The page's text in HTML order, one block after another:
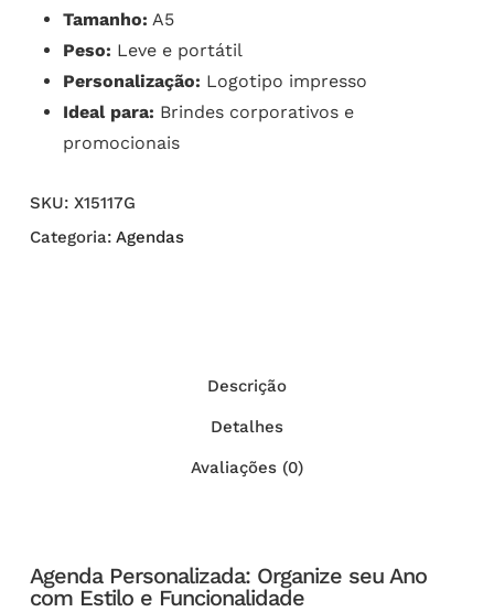
Tamanho: A5
Peso: Leve e portátil
Personalização: Logotipo impresso
Ideal para: Brindes corporativos e
promocionais
SKU: X15117G
Categoria: Agendas
Descrição
Detalhes
Avaliações (0)
Agenda Personalizada: Organize seu Ano
com Estilo e Funcionalidade